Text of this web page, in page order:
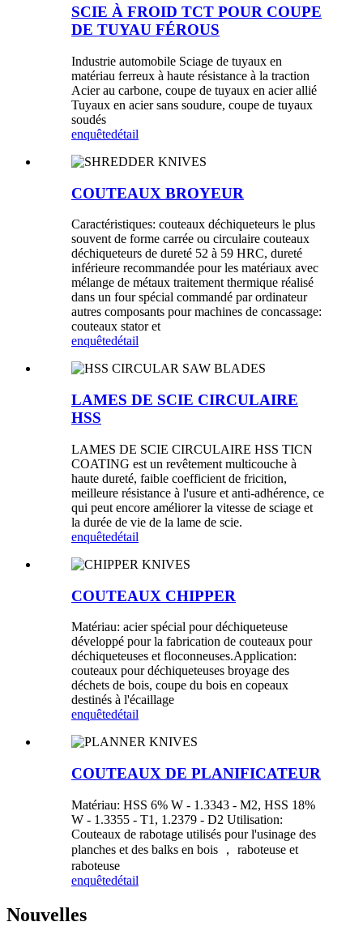
SCIE À FROID TCT POUR COUPE
DE TUYAU FÉROUS
Industrie automobile Sciage de tuyaux en
matériau ferreux à haute résistance à la traction
Acier au carbone, coupe de tuyaux en acier allié
Tuyaux en acier sans soudure, coupe de tuyaux
soudés
enquêtedétail
COUTEAUX BROYEUR
Caractéristiques: couteaux déchiqueteurs le plus
souvent de forme carrée ou circulaire couteaux
déchiqueteurs de dureté 52 à 59 HRC, dureté
inférieure recommandée pour les matériaux avec
mélange de métaux traitement thermique réalisé
dans un four spécial commandé par ordinateur
autres composants pour machines de concassage:
couteaux stator et
enquêtedétail
LAMES DE SCIE CIRCULAIRE
HSS
LAMES DE SCIE CIRCULAIRE HSS TICN
COATING est un revêtement multicouche à
haute dureté, faible coefficient de fricition,
meilleure résistance à l'usure et anti-adhérence, ce
qui peut encore améliorer la vitesse de sciage et
la durée de vie de la lame de scie.
enquêtedétail
COUTEAUX CHIPPER
Matériau: acier spécial pour déchiqueteuse
développé pour la fabrication de couteaux pour
déchiqueteuses et floconneuses.Application:
couteaux pour déchiqueteuses broyage des
déchets de bois, coupe du bois en copeaux
destinés à l'écaillage
enquêtedétail
COUTEAUX DE PLANIFICATEUR
Matériau: HSS 6% W - 1.3343 - M2, HSS 18%
W - 1.3355 - T1, 1.2379 - D2 Utilisation:
Couteaux de rabotage utilisés pour l'usinage des
planches et des balks en bois ， raboteuse et
raboteuse
enquêtedétail
Nouvelles